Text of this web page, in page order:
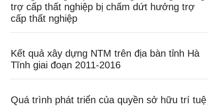
trợ cấp thất nghiệp bị chấm dứt hưởng trợ
cấp thất nghiệp
Kết quả xây dựng NTM trên địa bàn tỉnh Hà
Tĩnh giai đoạn 2011-2016
Quá trình phát triển của quyền sở hữu trí tuệ